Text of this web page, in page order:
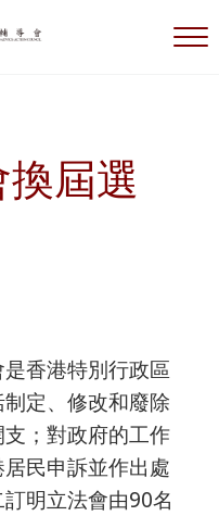
選
屆選
香港特別行政區
定、修改和廢除
；對政府的工作
民申訴並作出處
明立法會由90名